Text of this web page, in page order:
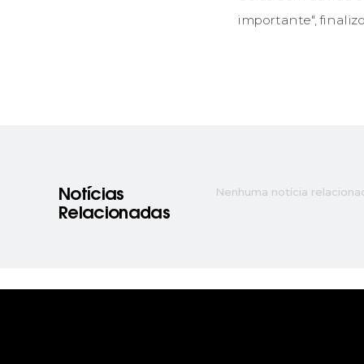
importante",
Notícias
Relacionadas
Nenhuma notícia